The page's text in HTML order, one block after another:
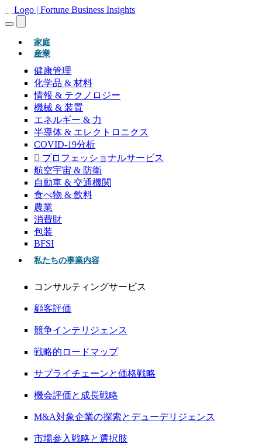
家庭(現在)
産業
健康管理
化学品 & 材料
情報 & テクノロジー
機械 & 装置
エネルギー & 力
半導体 & エレクトロニクス
COVID-19分析
プロフェッショナルサービス
航空宇宙 & 防衛
自動車 & 交通機関
食べ物 & 飲料
農業
消費財
包装
BFSI
私たちの事業内容
コンサルティングサービス
顧客評価
競争インテリジェンス
戦略的ロードマップ
サプライチェーンと価格戦略
機会評価と成長戦略
M&A対象企業の探索とデューデリジェンス
市場参入戦略と選択肢